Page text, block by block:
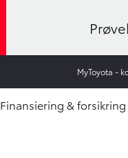
MyToyota -
Finansiering & forsikring